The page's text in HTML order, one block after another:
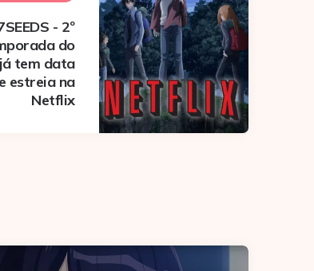
- 2º
do
tem data
estreia na
Netflix